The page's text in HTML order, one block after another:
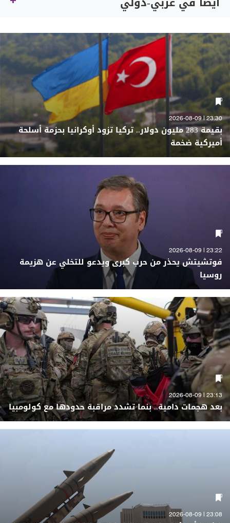
23:30 | 2026-08-09
بقيمة 283 مليون دولار.. تركيا تزود أوكرانيا بحزمة أسلحة
أميركية ضخمة
23:22 | 2026-08-09
فوتشيتش يحذر من حرب كبرى ويدعو للتخلي عن هزيمة
روسيا
23:13 | 2026-08-09
بعد هجمات دامية.. بنما تشدد مراقبة حدودها مع كولومبيا
23:08 | 2026-08-09